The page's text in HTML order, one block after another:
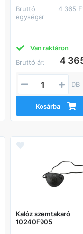
Bruttó
egységár
4 365
Van raktáron
Bruttó ár:
4
DB
Kosárba
Kalóz szemtakaró
10240F905